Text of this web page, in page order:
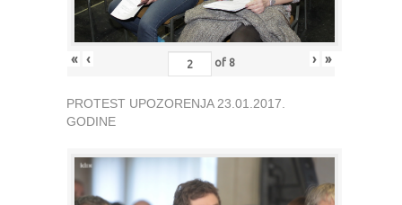
« ‹ of 8 › »
PROTEST UPOZORENJA 23.01.2017.
GODINE